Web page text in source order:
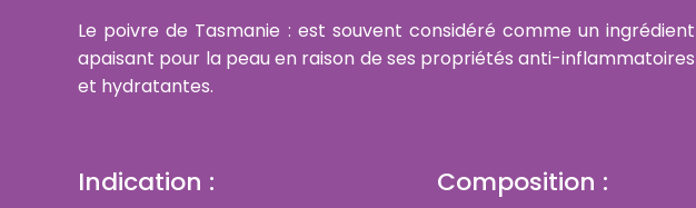
Le poivre de Tasmanie : est souvent considéré comme un ingrédient
apaisant pour la peau en raison de ses propriétés anti-inflammatoires
et hydratantes.
Indication : Composition :